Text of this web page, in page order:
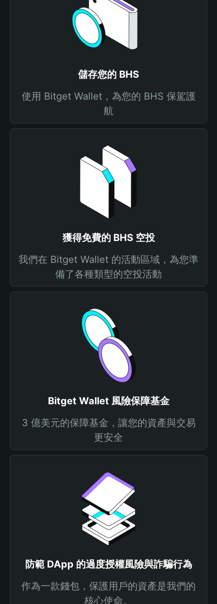
儲存您的 BHS
使用 Bitget Wallet，為您的 BHS 保駕護
航
獲得免費的 BHS 空投
我們在 Bitget Wallet 的活動區域，為您準
備了各種類型的空投活動
Bitget Wallet 風險保障基金
3 億美元的保障基金，讓您的資產與交易
更安全
防範 DApp 的過度授權風險與詐騙行為
作為一款錢包，保護用戶的資產是我們的
核心使命。